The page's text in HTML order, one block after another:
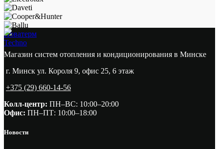
Новатерм
Techno
Магазин систем отопления и кондиционирования в Минске
г. Минск ул. Короля 9, офис 25, 6 этаж
+375 (29) 660-14-56
Колл-центр: ПН–ВС: 10:00–20:00​
Офис: ПН–ПТ: 10:00–18:00
Новости